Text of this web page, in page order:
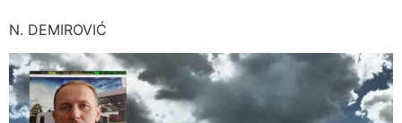
N. DEMIROVIĆ